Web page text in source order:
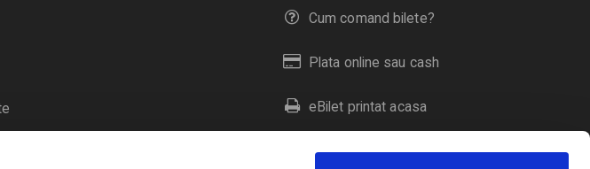
Cum comand bilete?
Plata online sau cash
eBilet printat acasa
Livrare prin curier